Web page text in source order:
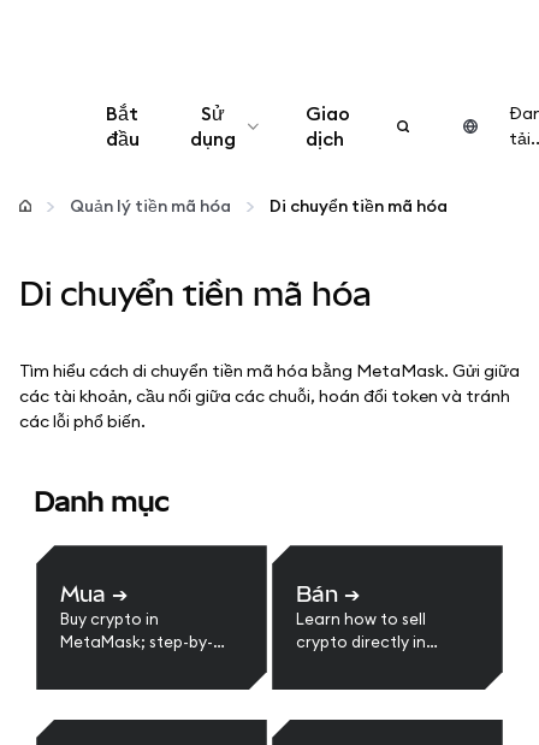
Bắt
đầu
Sử
dụng
Cấu hình
Đảm bảo an toàn
Giao
dịch
Quản lý tiền mã hóa Di chuyển tiền mã hóa
Di chuyển tiền mã hóa
Tìm hiểu cách di chuyển tiền mã hóa bằng MetaMask. Gửi giữa
các tài khoản, cầu nối giữa các chuỗi, hoán đổi token và tránh
các lỗi phổ biến.
Danh mục
Mua ➔
Buy crypto in
MetaMask; step-by-
Bán ➔
Learn how to sell
crypto directly in
step guide to convert